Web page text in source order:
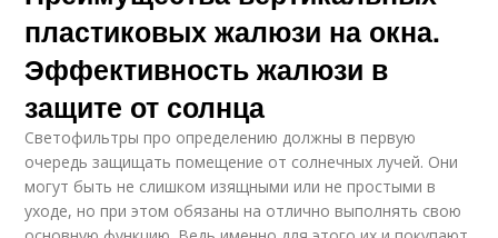
пластиковых жалюзи на окна.
Эффективность жалюзи в
защите от солнца
Светофильтры про определению должны в первую
очередь защищать помещение от солнечных лучей. Они
могут быть не слишком изящными или не простыми в
уходе, но при этом обязаны на отлично выполнять свою